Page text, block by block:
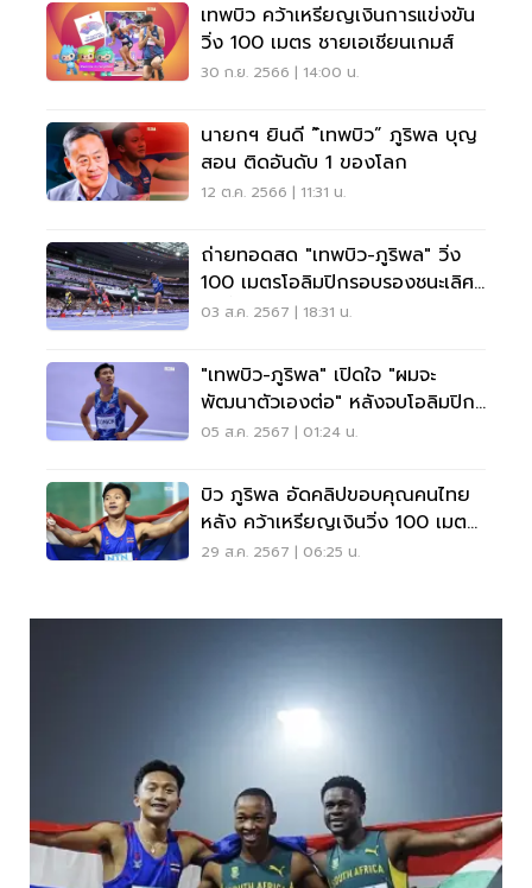
เทพบิว คว้าเหรียญเงินการแข่งขัน
วิ่ง 100 เมตร ชายเอเชียนเกมส์
30 ก.ย. 2566 | 14:00 น.
นายกฯ ยินดี “้เทพบิว” ภูริพล บุญ
สอน ติดอันดับ 1 ของโลก
12 ต.ค. 2566 | 11:31 น.
ถ่ายทอดสด "เทพบิว-ภูริพล" วิ่ง
100 เมตรโอลิมปิกรอบรองชนะเลิศ
คืนนี้
03 ส.ค. 2567 | 18:31 น.
"เทพบิว-ภูริพล" เปิดใจ "ผมจะ
พัฒนาตัวเองต่อ" หลังจบโอลิมปิก
ที่รอบรองฯ
05 ส.ค. 2567 | 01:24 น.
บิว ภูริพล อัดคลิปขอบคุณคนไทย
หลัง คว้าเหรียญเงินวิ่ง 100 เมตร
กรีฑาเยาวชนโลก
29 ส.ค. 2567 | 06:25 น.